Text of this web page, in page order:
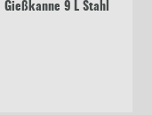
Gießkanne 9 L Stahl